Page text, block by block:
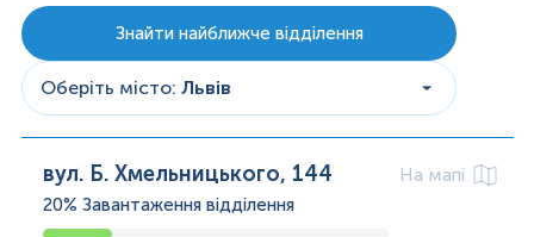
Оберіть місто: Львів
Знайти найближче відділення
вул. Б. Хмельницького, 144
На мапі
20% Завантаження відділення